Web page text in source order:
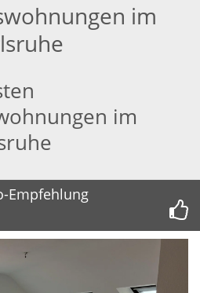
im
im
Empfehlung